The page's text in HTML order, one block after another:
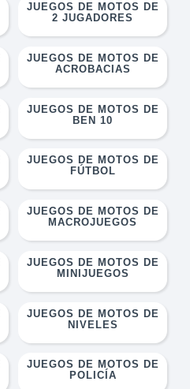
JUEGOS DE MOTOS DE
2 JUGADORES
JUEGOS DE MOTOS DE
ACROBACIAS
JUEGOS DE MOTOS DE
BEN 10
JUEGOS DE MOTOS DE
FÚTBOL
JUEGOS DE MOTOS DE
MACROJUEGOS
JUEGOS DE MOTOS DE
MINIJUEGOS
JUEGOS DE MOTOS DE
NIVELES
JUEGOS DE MOTOS DE
POLICÍA